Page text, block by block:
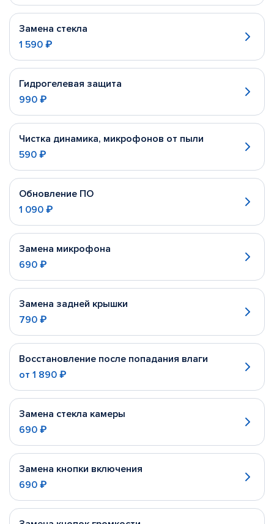
Замена стекла
1 590 ₽
Гидрогелевая защита
990 ₽
Чистка динамика, микрофонов от пыли
590 ₽
Обновление ПО
1 090 ₽
Замена микрофона
690 ₽
Замена задней крышки
790 ₽
Восстановление после попадания влаги
от 1 890 ₽
Замена стекла камеры
690 ₽
Замена кнопки включения
690 ₽